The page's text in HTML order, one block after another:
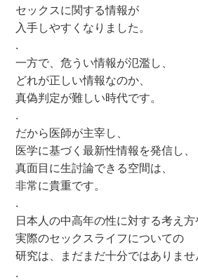
セックスに関する情報が
入手しやすくなりました。
.
一方で、危うい情報が氾濫し、
どれが正しい情報なのか、
真偽判定が難しい時代です。
.
だから医師が主宰し、
医学に基づく最新性情報を発信し、
真面目に生討論できる空間は、
非常に貴重です。
.
日本人の中高年の性に対する考え方
実際のセックスライフについての
研究は、まだまだ十分ではありませ
.